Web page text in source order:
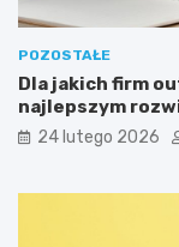
POZOSTAŁE
Dla jakich firm
najlepszym
24 lutego 2026